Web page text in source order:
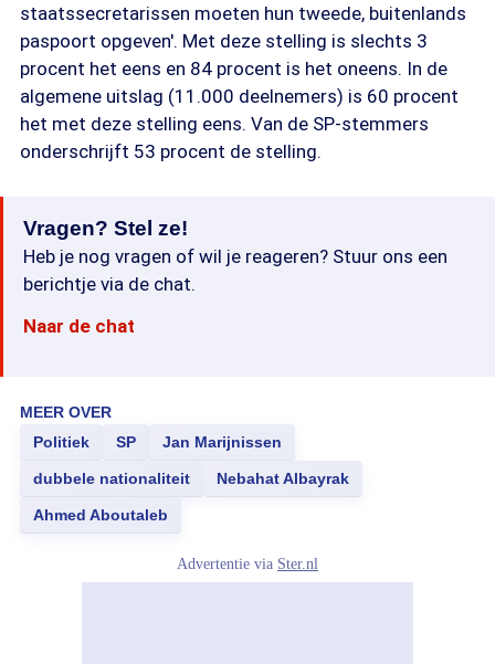
staatssecretarissen moeten hun tweede, buitenlands
paspoort opgeven'. Met deze stelling is slechts 3
procent het eens en 84 procent is het oneens. In de
algemene uitslag (11.000 deelnemers) is 60 procent
het met deze stelling eens. Van de SP-stemmers
onderschrijft 53 procent de stelling.
Vragen? Stel ze!
Heb je nog vragen of wil je reageren? Stuur ons een
berichtje via de chat.
Naar de chat
MEER OVER
Politiek
SP Jan Marijnissen
dubbele nationaliteit Nebahat Albayrak
Ahmed Aboutaleb
Advertentie via Ster.nl